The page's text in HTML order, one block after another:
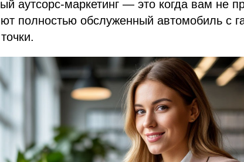
аутсорс-маркетинг — это когда вам не
полностью обслуженный автомобиль с